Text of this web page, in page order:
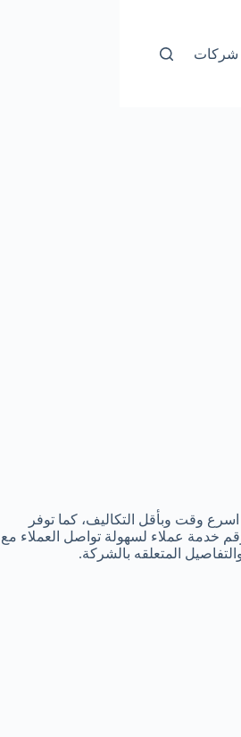
شركات
وقت وبأقل التكاليف، كما توفر
خدمة عملاء لسهولة تواصل العملاء مع
المتعلقه بالشركة.